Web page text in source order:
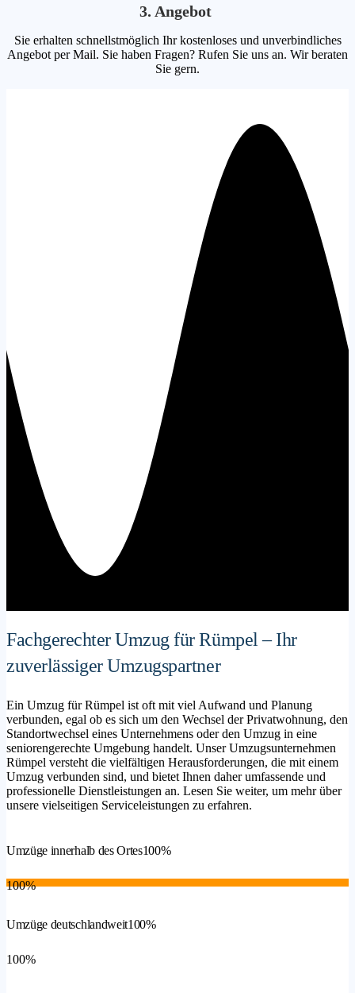
3. Angebot
Sie erhalten schnellstmöglich Ihr kostenloses und unverbindliches
Angebot per Mail. Sie haben Fragen? Rufen Sie uns an. Wir beraten
Sie gern.
Fachgerechter Umzug für Rümpel – Ihr
zuverlässiger Umzugspartner
Ein Umzug für Rümpel ist oft mit viel Aufwand und Planung
verbunden, egal ob es sich um den Wechsel der Privatwohnung, den
Standortwechsel eines Unternehmens oder den Umzug in eine
seniorengerechte Umgebung handelt. Unser Umzugsunternehmen
Rümpel versteht die vielfältigen Herausforderungen, die mit einem
Umzug verbunden sind, und bietet Ihnen daher umfassende und
professionelle Dienstleistungen an. Lesen Sie weiter, um mehr über
unsere vielseitigen Serviceleistungen zu erfahren.
Umzüge innerhalb des Ortes100%
100%
Umzüge deutschlandweit100%
100%